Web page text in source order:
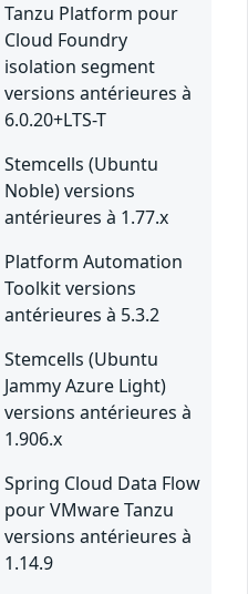
Tanzu Platform pour
Cloud Foundry
isolation segment
versions antérieures à
6.0.20+LTS-T
Stemcells (Ubuntu
Noble) versions
antérieures à 1.77.x
Platform Automation
Toolkit versions
antérieures à 5.3.2
Stemcells (Ubuntu
Jammy Azure Light)
versions antérieures à
1.906.x
Spring Cloud Data Flow
pour VMware Tanzu
versions antérieures à
1.14.9